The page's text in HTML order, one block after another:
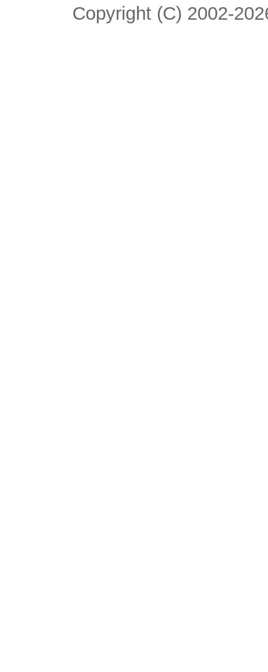
Copyright (C) 2002-